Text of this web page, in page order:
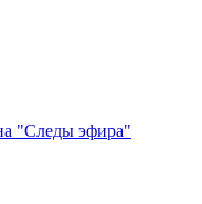
"Следы эфира"